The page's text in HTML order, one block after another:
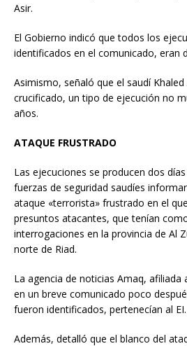
Asir.
El Gobierno indicó que todos los
identificados en el comunicado, eran
Asimismo, señaló que el saudí
crucificado, un tipo de ejecución no
años.
ATAQUE FRUSTRADO
Las ejecuciones se producen dos
fuerzas de seguridad saudíes
ataque «terrorista» frustrado en el
presuntos atacantes, que tenían
interrogaciones en la provincia de Al
norte de Riad.
La agencia de noticias Amaq, afiliada
en un breve comunicado poco
fueron identificados, pertenecían al EI.
Además, detalló que el blanco del